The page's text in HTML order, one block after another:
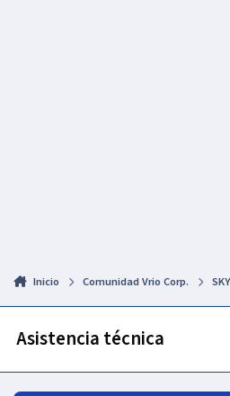
Inicio Comunidad Vrio Corp.
Asistencia técnica